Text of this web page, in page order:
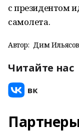
с президентом
самолета.
Автор: Дим Ильясов
Читайте нас